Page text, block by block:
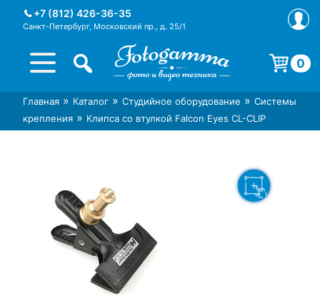
+7 (812) 426-36-35
Санкт-Петербург, Московский пр., д. 25/1
Интернет-магазин фототехники
Foto-Gamma в СПб
Магазин фотоаксессуаров foto-
gamma.ru
0
Корзина пуста.
Главная » Каталог » Студийное оборудование » Системы
крепления » Клипса со втулкой Falcon Eyes CL-CLIP